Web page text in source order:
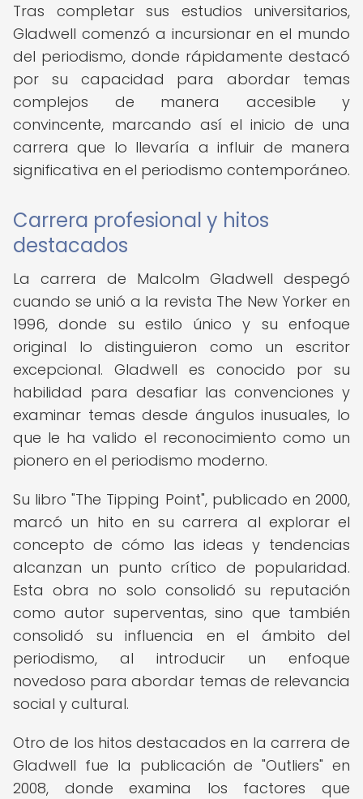
Tras completar sus estudios universitarios,
Gladwell comenzó a incursionar en el mundo
del periodismo, donde rápidamente destacó
por su capacidad para abordar temas
complejos de manera accesible y
convincente, marcando así el inicio de una
carrera que lo llevaría a influir de manera
significativa en el periodismo contemporáneo.
Carrera profesional y hitos
destacados
La carrera de Malcolm Gladwell despegó
cuando se unió a la revista The New Yorker en
1996, donde su estilo único y su enfoque
original lo distinguieron como un escritor
excepcional. Gladwell es conocido por su
habilidad para desafiar las convenciones y
examinar temas desde ángulos inusuales, lo
que le ha valido el reconocimiento como un
pionero en el periodismo moderno.
Su libro "The Tipping Point", publicado en 2000,
marcó un hito en su carrera al explorar el
concepto de cómo las ideas y tendencias
alcanzan un punto crítico de popularidad.
Esta obra no solo consolidó su reputación
como autor superventas, sino que también
consolidó su influencia en el ámbito del
periodismo, al introducir un enfoque
novedoso para abordar temas de relevancia
social y cultural.
Otro de los hitos destacados en la carrera de
Gladwell fue la publicación de "Outliers" en
2008, donde examina los factores que